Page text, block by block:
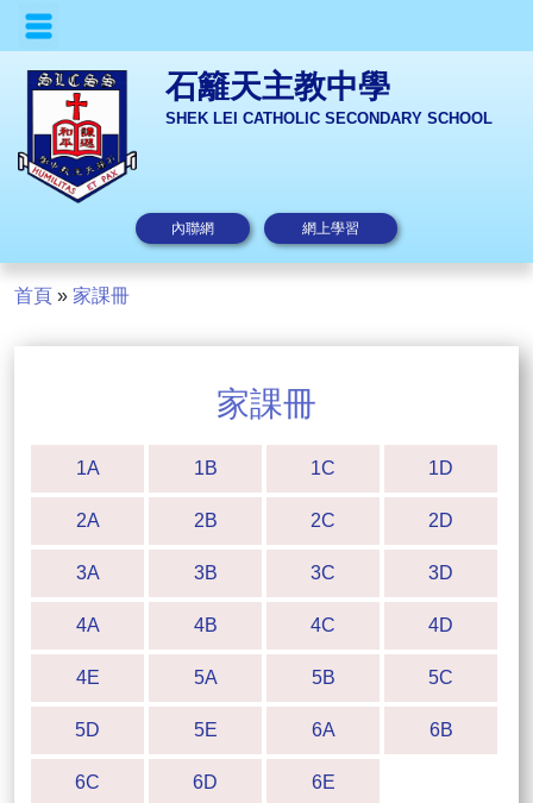
石籬天主教中學
SHEK LEI CATHOLIC SECONDARY SCHOOL
內聯網 網上學習
首頁 » 家課冊
家課冊
1A 1B 1C 1D
2A 2B 2C 2D
3A 3B 3C 3D
4A 4B 4C 4D
4E 5A 5B 5C
5D 5E 6A 6B
6C 6D 6E